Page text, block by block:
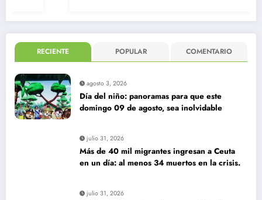
RECIENTE POPULAR COMENTARIO
agosto 3, 2026
Día del niño: panoramas para que este
domingo 09 de agosto, sea inolvidable
julio 31, 2026
Más de 40 mil migrantes ingresan a Ceuta
en un día: al menos 34 muertos en la crisis.
julio 31, 2026